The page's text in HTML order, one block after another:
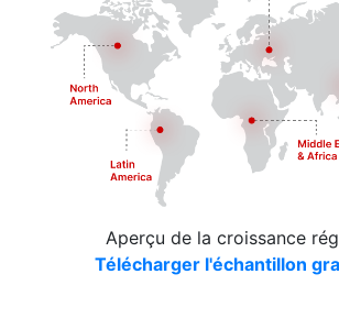
Aperçu de la croissance
Télécharger l'échantillon